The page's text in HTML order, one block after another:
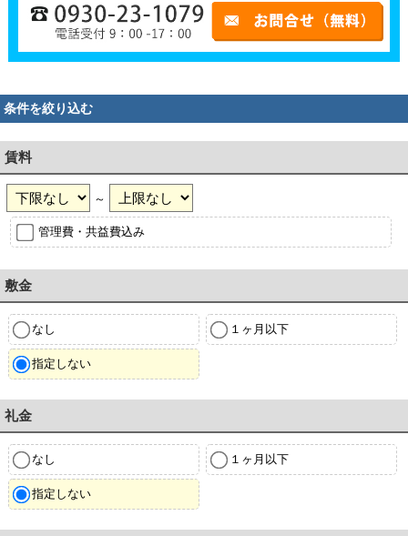
条件を絞り込む
賃料
～
管理費・共益費込み
敷金
なし １ヶ月以下
指定しない
礼金
なし １ヶ月以下
指定しない